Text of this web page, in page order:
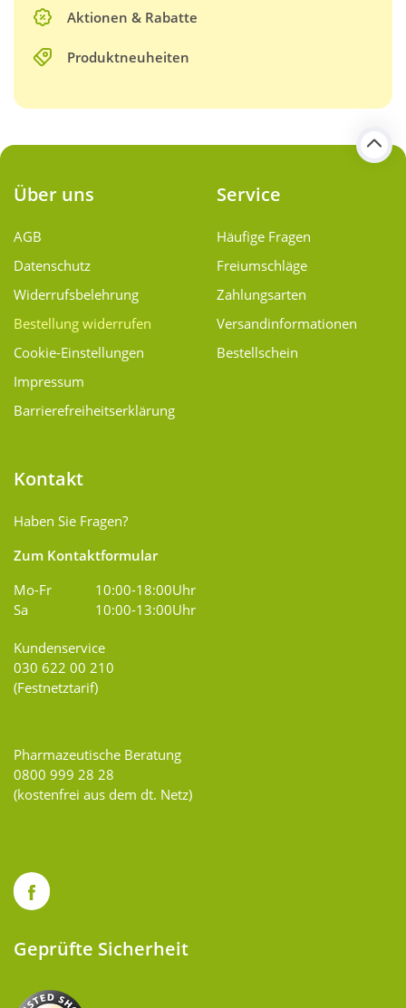
Aktionen & Rabatte
Produktneuheiten
Über uns
AGB
Datenschutz
Widerrufsbelehrung
Bestellung widerrufen
Cookie-Einstellungen
Impressum
Barrierefreiheitserklärung
Service
Häufige Fragen
Freiumschläge
Zahlungsarten
Versand­informationen
Bestellschein
Kontakt
Haben Sie Fragen?
Zum Kontaktformular
Mo-Fr
10:00-18:00Uhr
Sa
10:00-13:00Uhr
Kundenservice
030 622 00 210
(Festnetztarif)
Pharmazeutische Beratung
0800 999 28 28
(kostenfrei aus dem dt. Netz)
Geprüfte Sicherheit